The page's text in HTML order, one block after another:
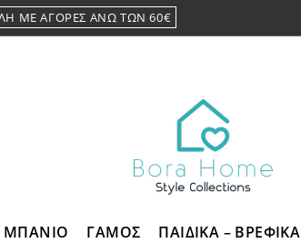
ΜΕ ΑΓΟΡΕΣ ΑΝΩ ΤΩΝ 60€
ΜΠΑΝΙΟ ΓΑΜΟΣ ΠΑΙΔΙΚΑ – ΒΡΕΦΙΚΑ